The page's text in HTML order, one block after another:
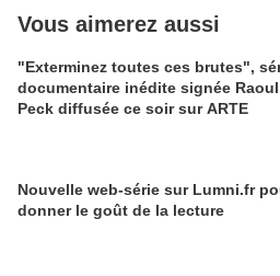
Vous aimerez aussi
"Exterminez toutes ces brutes",
documentaire inédite signée Raoul
Peck diffusée ce soir sur ARTE
Nouvelle web-série sur Lumni.fr
donner le goût de la lecture